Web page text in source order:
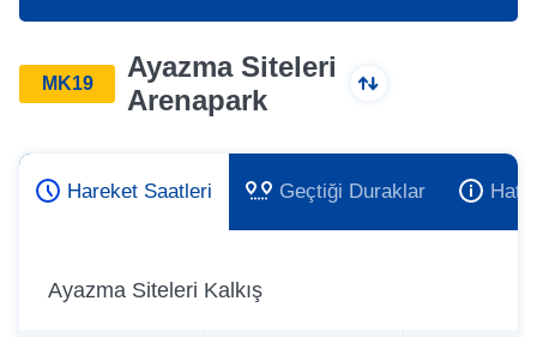
MK19
Ayazma Siteleri
Arenapark
Hareket Saatleri Geçtiği Duraklar Hat
Ayazma Siteleri Kalkış